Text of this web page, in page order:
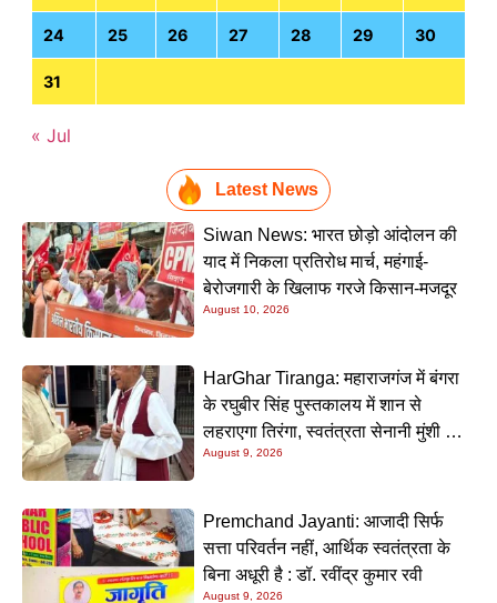
24 25 26 27 28 29 30
31
« Jul
Latest News
Siwan News: भारत छोड़ो आंदोलन की
याद में निकला प्रतिरोध मार्च, महंगाई-
बेरोजगारी के खिलाफ गरजे किसान-मजदूर
August 10, 2026
HarGhar Tiranga: महाराजगंज में बंगरा
के रघुबीर सिंह पुस्तकालय में शान से
लहराएगा तिरंगा, स्वतंत्रता सेनानी मुंशी सिंह
होंगे मुख्य अतिथि
August 9, 2026
Premchand Jayanti: आजादी सिर्फ
सत्ता परिवर्तन नहीं, आर्थिक स्वतंत्रता के
बिना अधूरी है : डॉ. रवींद्र कुमार रवी
August 9, 2026